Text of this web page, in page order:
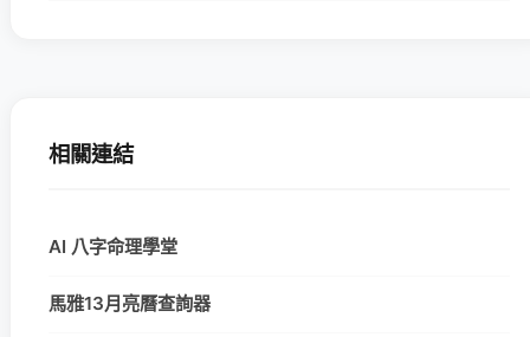
相關連結
AI 八字命理學堂
馬雅13月亮曆查詢器